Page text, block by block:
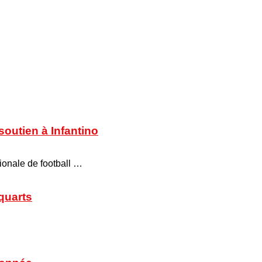
à Infantino
de football …